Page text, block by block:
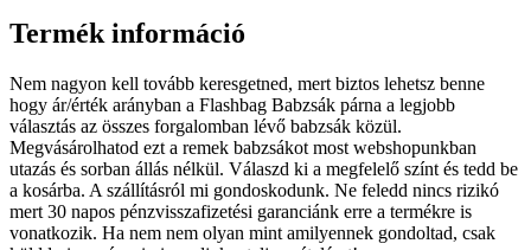
Termék információ
Nem nagyon kell tovább keresgetned, mert biztos lehetsz benne
hogy ár/érték arányban a Flashbag Babzsák párna a legjobb
választás az összes forgalomban lévő babzsák közül.
Megvásárolhatod ezt a remek babzsákot most webshopunkban
utazás és sorban állás nélkül. Válaszd ki a megfelelő színt és tedd be
a kosárba. A szállításról mi gondoskodunk. Ne feledd nincs rizikó
mert 30 napos pénzvisszafizetési garanciánk erre a termékre is
vonatkozik. Ha nem nem olyan mint amilyennek gondoltad, csak